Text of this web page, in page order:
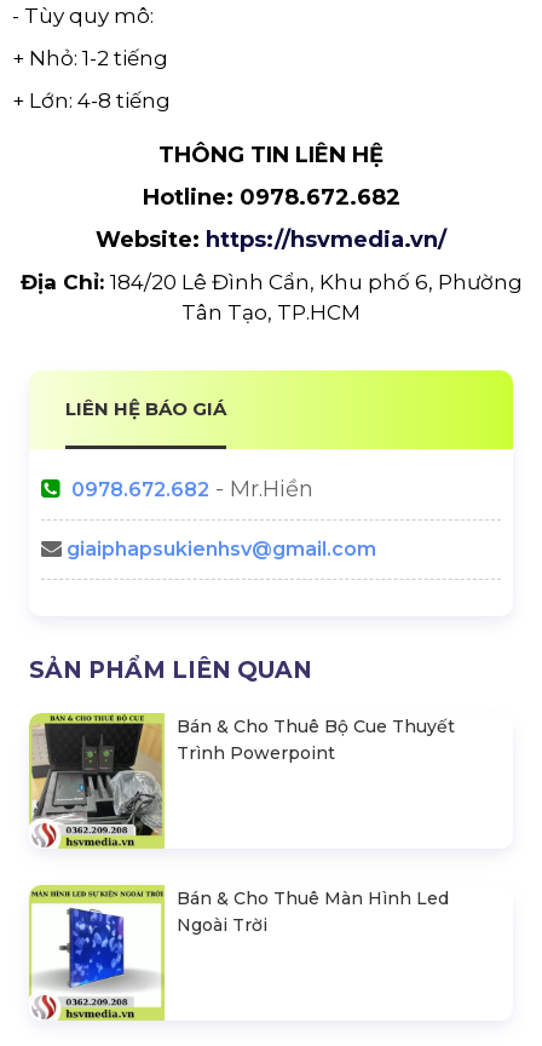
- Tùy quy mô:
+ Nhỏ: 1-2 tiếng
+ Lớn: 4-8 tiếng
THÔNG TIN LIÊN HỆ
Hotline: 0978.672.682
Website: https://hsvmedia.vn/
Địa Chỉ: 184/20 Lê Đình Cẩn, Khu phố 6, Phường
Tân Tạo, TP.HCM
LIÊN HỆ BÁO GIÁ
0978.672.682 - Mr.Hiền
giaiphapsukienhsv@gmail.com
SẢN PHẨM LIÊN QUAN
Bán & Cho Thuê Bộ Cue Thuyết
Trình Powerpoint
Bán & Cho Thuê Màn Hình Led
Ngoài Trời